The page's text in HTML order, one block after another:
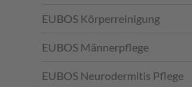
EUBOS Körperreinigung
EUBOS Männerpflege
EUBOS Neurodermitis Pflege